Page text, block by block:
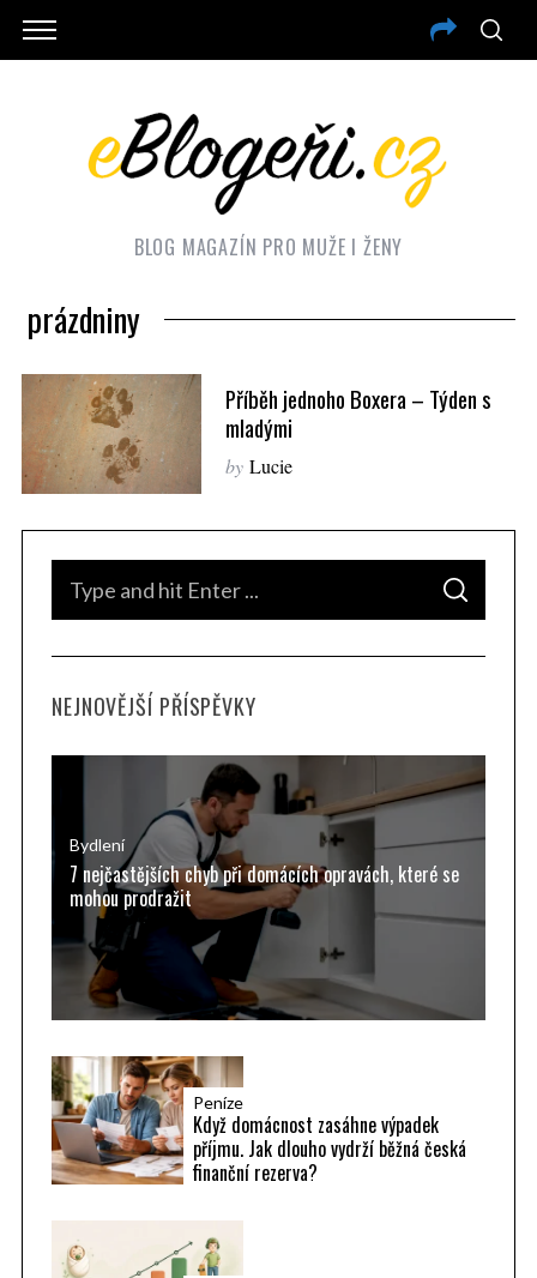
BLOG MAGAZÍN PRO MUŽE I ŽENY
prázdniny
Příběh jednoho Boxera – Týden s
mladými
by Lucie
c
:
S
A
C
NEJNOVĚJŠÍ PŘÍSPĚVKY
Bydlení
7 nejčastějších chyb při domácích opravách, které se
mohou prodražit
Peníze
Když domácnost zasáhne výpadek
příjmu. Jak dlouho vydrží běžná česká
finanční rezerva?